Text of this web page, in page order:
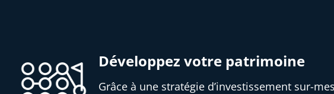
Développez votre patrimoine
Grâce à une stratégie d’investissement sur-